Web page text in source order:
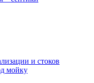
и стоков
мойку